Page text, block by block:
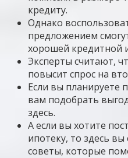
кредиту.
Однако
предложением
хорошей кредитной
Эксперты считают,
повысит спрос на
Если вы планируете
вам подобрать
здесь.
А если вы хотите
ипотеку, то здесь
советы, которые